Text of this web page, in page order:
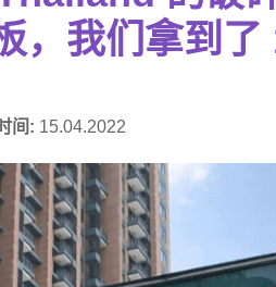
，我们拿到
间: 15.04.2022